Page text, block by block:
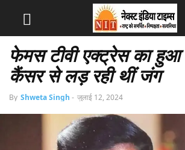
फेमस टीवी एक्ट्रेस का हुआ
कैंसर से लड़ रही थीं जंग
By Shweta Singh - जुलाई 12, 2024